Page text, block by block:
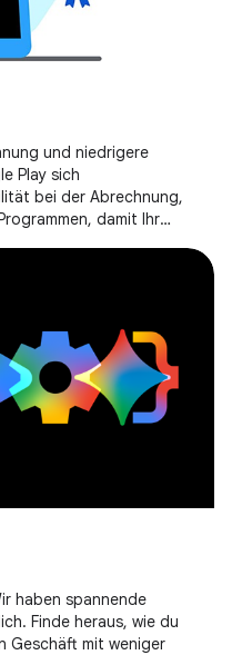
und niedrigere
Play sich
bei der Abrechnung,
damit Ihr
haben spannende
Finde heraus, wie du
Geschäft mit weniger